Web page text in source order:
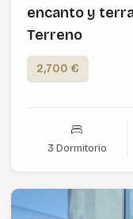
encanto y
Terreno
2,700 €
3 Dormitorio